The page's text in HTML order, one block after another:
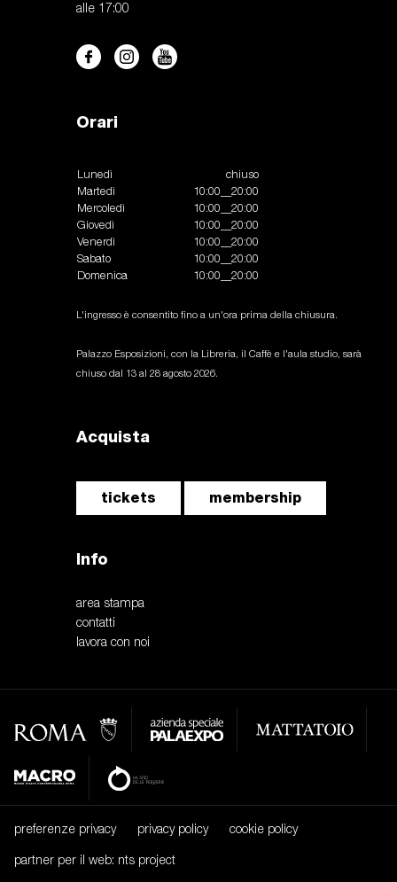
alle 17:00
Orari
Lunedì
chiuso
Martedì
10:00__20:00
Mercoledì
10:00__20:00
Giovedì
10:00__20:00
Venerdì
10:00__20:00
Sabato
10:00__20:00
Domenica
10:00__20:00
L'ingresso è consentito fino a un'ora prima della chiusura.
Palazzo Esposizioni, con la Libreria, il Caffè e l'aula studio, sarà
chiuso dal 13 al 28 agosto 2026.
Acquista
tickets membership
Info
area stampa
contatti
lavora con noi
preferenze privacy privacy policy cookie policy
partner per il web: nts project